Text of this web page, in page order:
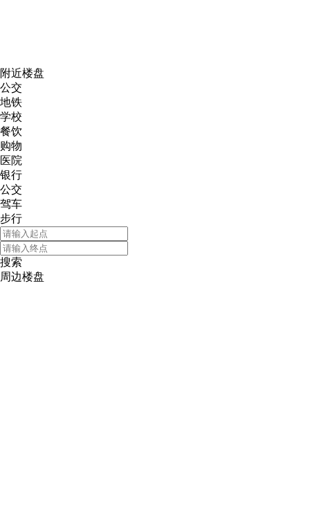
附近楼盘
公交
地铁
学校
餐饮
购物
医院
银行
公交
驾车
步行
搜索
周边楼盘